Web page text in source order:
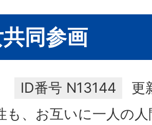
同参画
ID番号 N13144
更
も、お互いに一人の